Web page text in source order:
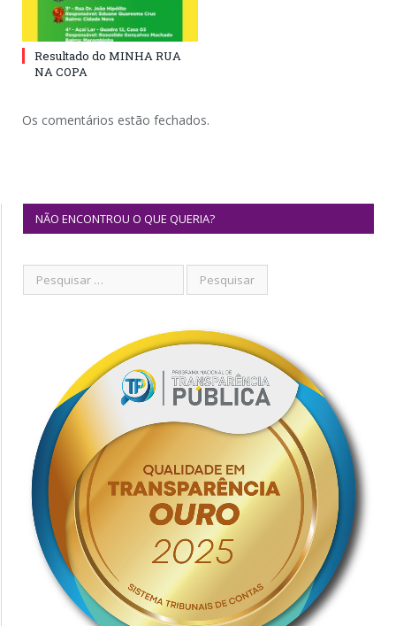
Resultado do MINHA RUA
NA COPA
Os comentários estão fechados.
NÃO ENCONTROU O QUE QUERIA?